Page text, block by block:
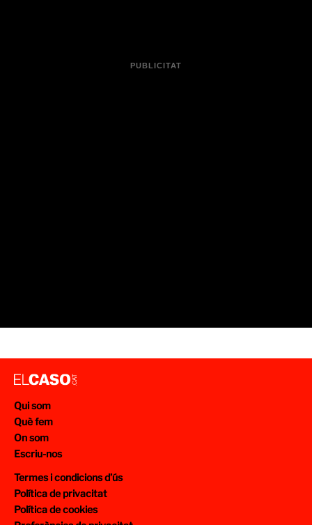
Qui som
Què fem
On som
Escriu-nos
Termes i condicions d’ús
Política de privacitat
Política de cookies